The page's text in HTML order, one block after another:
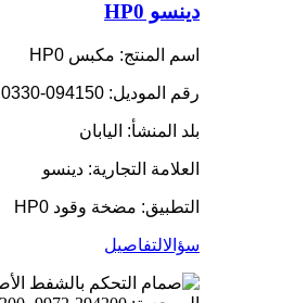
دينسو HP0
اسم المنتج: مكبس HP0
رقم الموديل: 094150-0330
بلد المنشأ: اليابان
العلامة التجارية: دينسو
التطبيق: مضخة وقود HP0
سؤالالتفاصيل